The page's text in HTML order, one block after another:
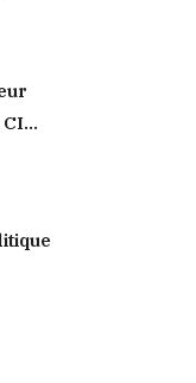
CI
Un